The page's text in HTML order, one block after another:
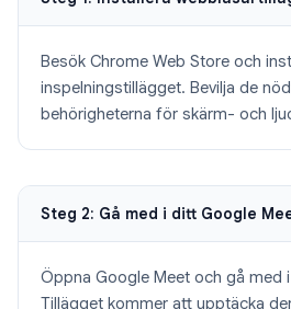
Besök Chrome Web Store och
inspelningstillägget. Bevilja de
behörigheterna för skärm- och
Steg 2: Gå med i ditt Google
Öppna Google Meet och gå med
Tillägget kommer att upptäcka